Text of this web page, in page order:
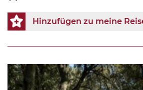
Hinzufügen zu meine